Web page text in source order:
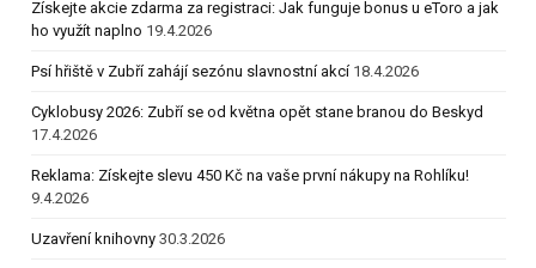
Získejte akcie zdarma za registraci: Jak funguje bonus u eToro a jak
ho využít naplno 19.4.2026
Psí hřiště v Zubří zahájí sezónu slavnostní akcí 18.4.2026
Cyklobusy 2026: Zubří se od května opět stane branou do Beskyd
17.4.2026
Reklama: Získejte slevu 450 Kč na vaše první nákupy na Rohlíku!
9.4.2026
Uzavření knihovny 30.3.2026